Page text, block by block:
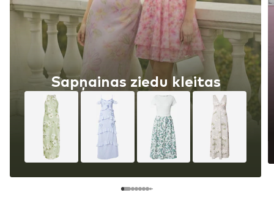
Sapņainas ziedu kleitas